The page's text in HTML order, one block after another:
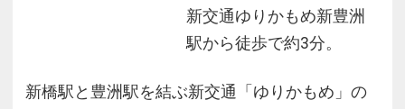
新交通ゆりかもめ新豊洲
駅から徒歩で約3分。
新橋駅と豊洲駅を結ぶ新交通「ゆりかもめ」の